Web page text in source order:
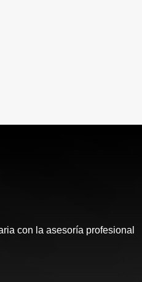
con la asesoría profesional